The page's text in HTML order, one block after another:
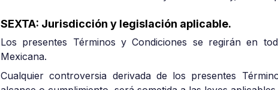
SEXTA: Jurisdicción y legislación aplicable.
Los presentes Términos y Condiciones se regirán en
Mexicana.
Cualquier controversia derivada de los presentes